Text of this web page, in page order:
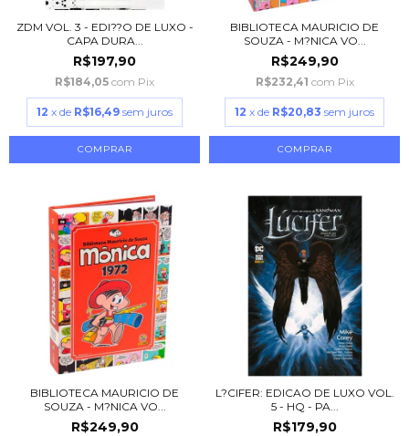
ZDM VOL. 3 - EDI??O DE LUXO -
CAPA DURA...
R$197,90
R$184,05 com Pix
12 x de R$16,49 sem juros
BIBLIOTECA MAURICIO DE
SOUZA - M?NICA VO...
R$249,90
R$232,41 com Pix
12 x de R$20,83 sem juros
BIBLIOTECA MAURICIO DE
SOUZA - M?NICA VO...
R$249,90
L?CIFER: EDICAO DE LUXO VOL.
5 - HQ - PA...
R$179,90